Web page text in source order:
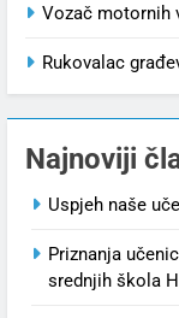
Vozač motornih
Rukovalac
Najnoviji
Uspjeh naše
Priznanja
srednjih škola